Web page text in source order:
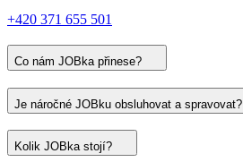
+420 371 655 501
Co nám JOBka přinese?
Je náročné JOBku obsluhovat a spravovat?
Kolik JOBka stojí?